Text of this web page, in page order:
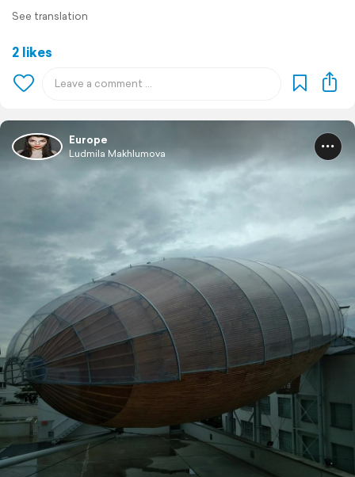
See translation
2 likes
Europe
Ludmila Makhlumova